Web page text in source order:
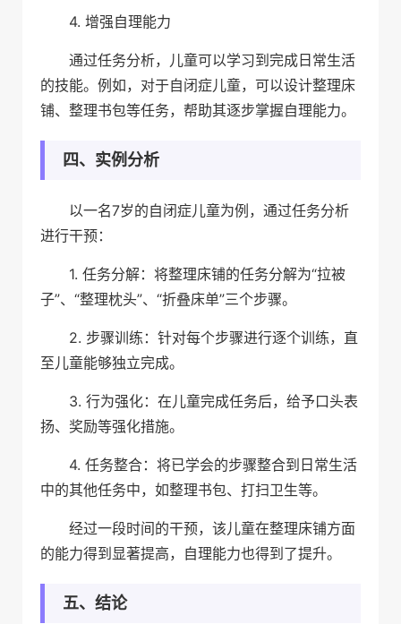
4. 增强自理能力
通过任务分析，儿童可以学习到完成日常生活
的技能。例如，对于自闭症儿童，可以设计整理床
铺、整理书包等任务，帮助其逐步掌握自理能力。
四、实例分析
以一名7岁的自闭症儿童为例，通过任务分析
进行干预：
1. 任务分解：将整理床铺的任务分解为“拉被
子”、“整理枕头”、“折叠床单”三个步骤。
2. 步骤训练：针对每个步骤进行逐个训练，直
至儿童能够独立完成。
3. 行为强化：在儿童完成任务后，给予口头表
扬、奖励等强化措施。
4. 任务整合：将已学会的步骤整合到日常生活
中的其他任务中，如整理书包、打扫卫生等。
经过一段时间的干预，该儿童在整理床铺方面
的能力得到显著提高，自理能力也得到了提升。
五、结论